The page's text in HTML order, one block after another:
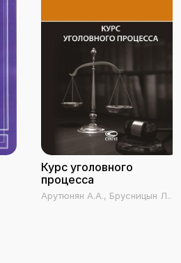
Курс уголовного
процесса
Арутюнян А.А., Брусницын Л.В.,